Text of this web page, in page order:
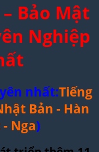
Bảo Mật
Nghiệp
nhất:Tiếng
Bản - Hàn
Nga)